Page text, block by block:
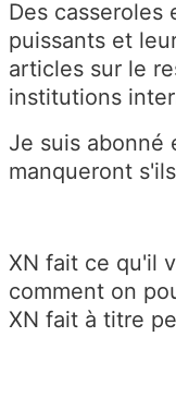
Des
puissants et
articles sur le
institutions
Je suis abonné
manqueront
XN fait ce qu'il
comment on
XN fait à titre